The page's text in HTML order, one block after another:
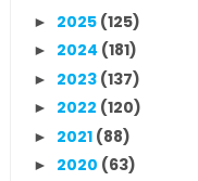
► 2025 (125)
► 2024 (181)
► 2023 (137)
► 2022 (120)
► 2021 (88)
► 2020 (63)